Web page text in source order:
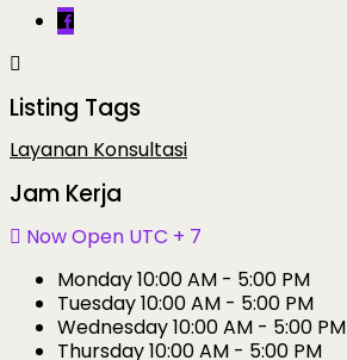
Listing Tags
Layanan Konsultasi
Jam Kerja
Now Open UTC + 7
Monday10:00 AM - 5:00 PM
Tuesday10:00 AM - 5:00 PM
Wednesday10:00 AM - 5:00 PM
Thursday10:00 AM - 5:00 PM